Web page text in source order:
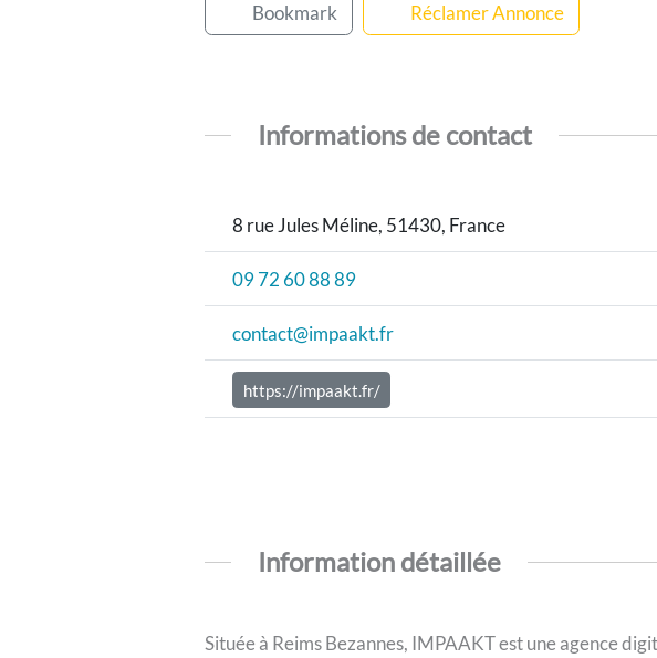
Bookmark Réclamer Annonce
Informations de contact
8 rue Jules Méline, 51430, France
09 72 60 88 89
contact@impaakt.fr
https://impaakt.fr/
Information détaillée
Située à Reims Bezannes, IMPAAKT est une agence